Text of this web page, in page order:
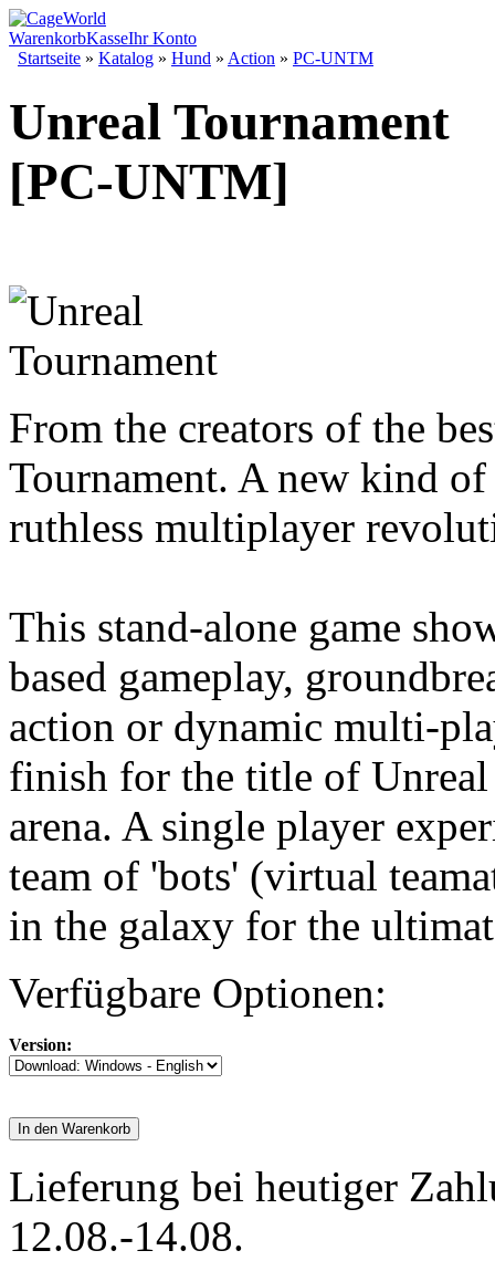
WarenkorbKasseIhr Konto
Startseite » Katalog » Hund » Action » PC-UNTM
Unreal Tournament
[PC-UNTM]
From the creators of the
Tournament. A new kind
ruthless multiplayer
This stand-alone game
based gameplay,
action or dynamic multi-
finish for the title of
arena. A single player
team of 'bots' (virtual
in the galaxy for the
Verfügbare Optionen:
Version:
In den Warenkorb
Lieferung bei heutiger
12.08.-14.08.